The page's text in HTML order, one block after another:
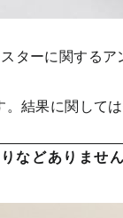
ターに関するア
結果に関して
などありませ